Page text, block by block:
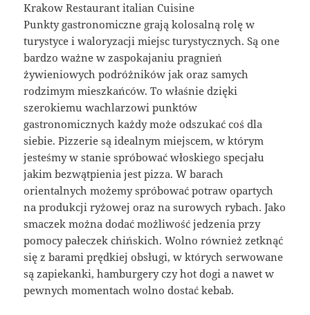
Krakow Restaurant italian Cuisine
Punkty gastronomiczne grają kolosalną rolę w
turystyce i waloryzacji miejsc turystycznych. Są one
bardzo ważne w zaspokajaniu pragnień
żywieniowych podróżników jak oraz samych
rodzimym mieszkańców. To właśnie dzięki
szerokiemu wachlarzowi punktów
gastronomicznych każdy może odszukać coś dla
siebie. Pizzerie są idealnym miejscem, w którym
jesteśmy w stanie spróbować włoskiego specjału
jakim bezwątpienia jest pizza. W barach
orientalnych możemy spróbować potraw opartych
na produkcji ryżowej oraz na surowych rybach. Jako
smaczek można dodać możliwość jedzenia przy
pomocy pałeczek chińskich. Wolno również zetknąć
się z barami prędkiej obsługi, w których serwowane
są zapiekanki, hamburgery czy hot dogi a nawet w
pewnych momentach wolno dostać kebab.